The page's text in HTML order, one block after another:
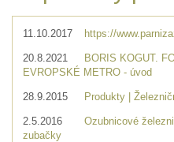
11.10.2017 https://
20.8.2021
BORIS KOGUT.
EVROPSKÉ METRO - úvod
28.9.2015 Produkty |
2.5.2016
Ozubnicové
zubačky